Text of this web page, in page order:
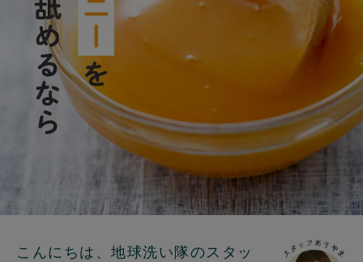
こんにちは、地球洗い隊のスタッ